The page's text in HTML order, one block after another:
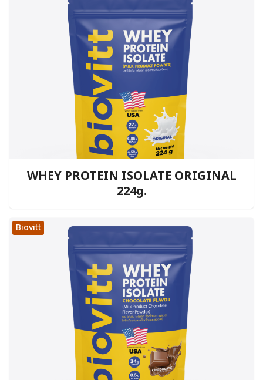
WHEY PROTEIN ISOLATE ORIGINAL
224g.
Biovitt